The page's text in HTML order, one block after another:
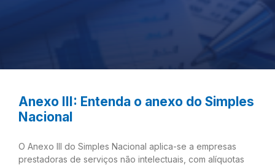
Anexo III: Entenda o anexo do Simples
Nacional
O Anexo III do Simples Nacional aplica-se a empresas
prestadoras de serviços não intelectuais, com alíquotas